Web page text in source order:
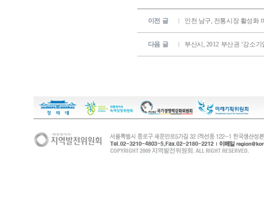
이전 글 인천 남구, 전통시장 활성화
다음 글 부산시, 2012 부산권 ‘강소